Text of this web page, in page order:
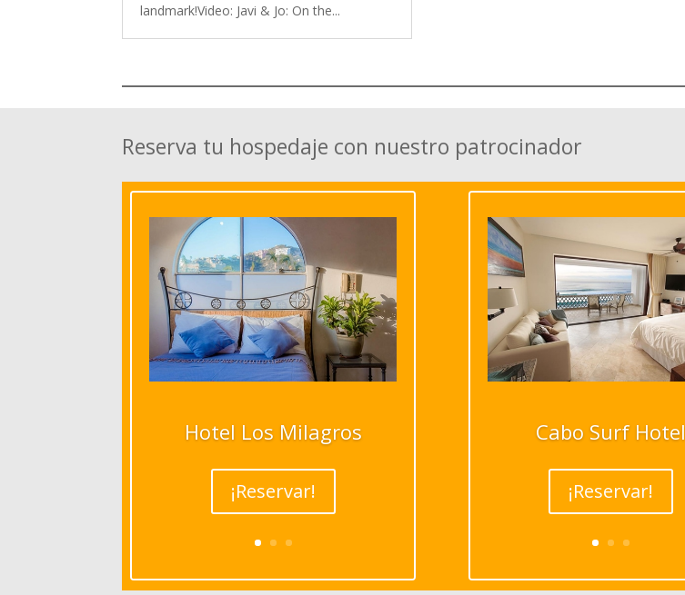
landmark!Video: Javi & Jo: On the...
Reserva tu hospedaje con nuestro patrocinador
Hotel Los Milagros
¡Reservar!
Cabo Surf Hotel
¡Reservar!